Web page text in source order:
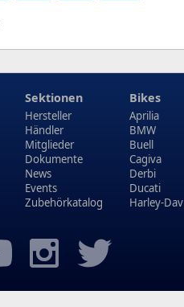
Sektionen
Hersteller
Händler
Mitglieder
Dokumente
News
Events
Zubehörkatalog
Bikes
Aprilia
BMW
Buell
Cagiva
Derbi
Ducati
Harley-